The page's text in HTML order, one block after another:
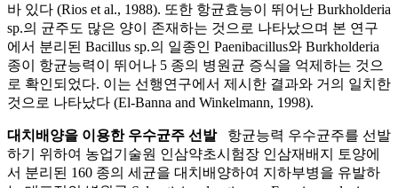
바 있다 (Rios et al., 1988). 또한 항균효능이 뛰어난 Burkholderia
sp.의 균주도 많은 양이 존재하는 것으로 나타났으며 본 연구
에서 분리된 Bacillus sp.의 일종인 Paenibacillus와 Burkholderia
종이 항균능력이 뛰어나 5 종의 병원균 증식을 억제하는 것으
로 확인되었다. 이는 선행연구에서 제시한 결과와 거의 일치한
것으로 나타났다 (El-Banna and Winkelmann, 1998).
대치배양을 이용한 우수균주 선발
항균능력 우수균주를 선발
하기 위하여 농업기술원 인삼약초시험장 인삼재배지 토양에
서 분리된 160 종의 세균을 대치배양하여 지하부병을 유발하